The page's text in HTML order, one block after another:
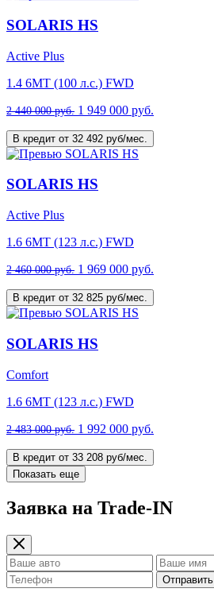
SOLARIS HS
Active Plus
1.4 6MT (100 л.с.) FWD
2 440 000 руб. 1 949 000 руб.
В кредит от 32 492 руб/мес.
SOLARIS HS
Active Plus
1.6 6MT (123 л.с.) FWD
2 460 000 руб. 1 969 000 руб.
В кредит от 32 825 руб/мес.
SOLARIS HS
Comfort
1.6 6MT (123 л.с.) FWD
2 483 000 руб. 1 992 000 руб.
В кредит от 33 208 руб/мес.
Показать еще
Заявка на Trade-IN
Отправить